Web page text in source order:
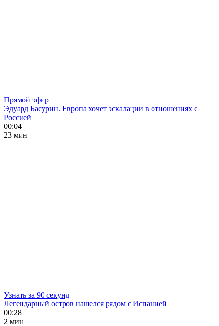
Прямой эфир
Эдуард Басурин. Европа хочет эскалации в отношениях с
Россией
00:04
23 мин
Узнать за 90 секунд
Легендарный остров нашелся рядом с Испанией
00:28
2 мин